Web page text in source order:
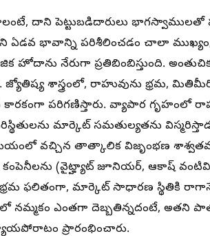
దాని పెట్టుబడిదారులు భాగస్వాములతో
ఏడవ భావాన్ని పరిశీలించడం చాలా
నేరుగా ప్రతిబింబిస్తుంది.
జ్యోతిష్య శాస్త్రంలో, రాహువును భ్రమ,
కారకంగా పరిగణిస్తారు. వ్యాపార గృహంలో
మార్కెట్ సమతుల్యతను
వచ్చిన తాత్కాలిక విజృంభణ
(వైట్హ్యాట్ జూనియర్, ఆకాష్
ఫలితంగా, మార్కెట్ సాధారణ స్థితికి రాగానే
నమ్మకం ఎంతగా దెబ్బతిన్నదంటే, అతని
ప్రారంభించారు.